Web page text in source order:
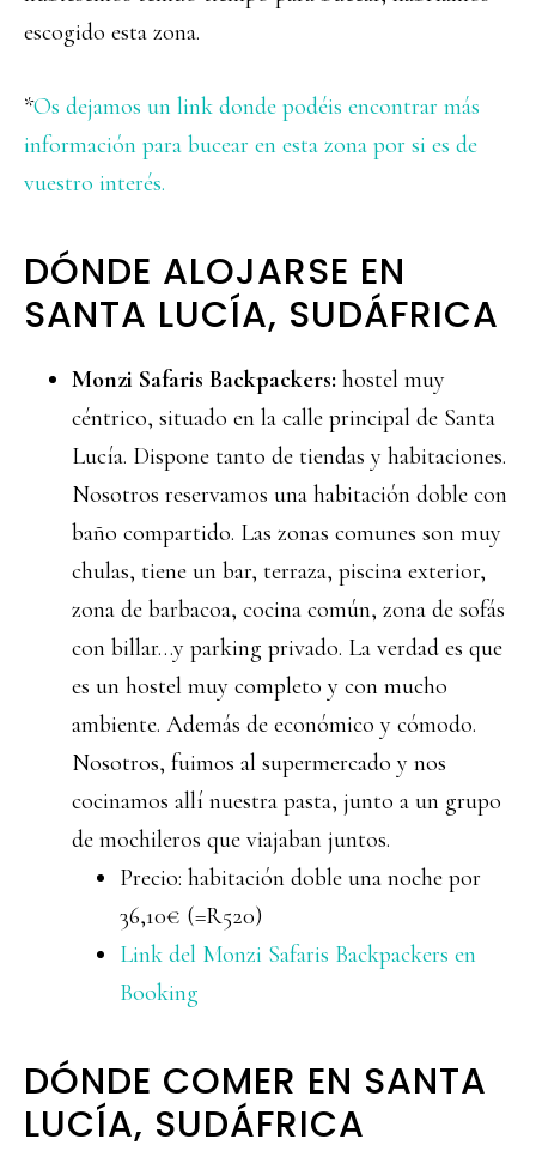
escogido esta zona.
*Os dejamos un link donde podéis encontrar más
información para bucear en esta zona por si es de
vuestro interés.
DÓNDE ALOJARSE EN
SANTA LUCÍA, SUDÁFRICA
Monzi Safaris Backpackers: hostel muy
céntrico, situado en la calle principal de Santa
Lucía. Dispone tanto de tiendas y habitaciones.
Nosotros reservamos una habitación doble con
baño compartido. Las zonas comunes son muy
chulas, tiene un bar, terraza, piscina exterior,
zona de barbacoa, cocina común, zona de sofás
con billar…y parking privado. La verdad es que
es un hostel muy completo y con mucho
ambiente. Además de económico y cómodo.
Nosotros, fuimos al supermercado y nos
cocinamos allí nuestra pasta, junto a un grupo
de mochileros que viajaban juntos.
Precio: habitación doble una noche por
36,10€ (=R520)
Link del Monzi Safaris Backpackers en
Booking
DÓNDE COMER EN SANTA
LUCÍA, SUDÁFRICA